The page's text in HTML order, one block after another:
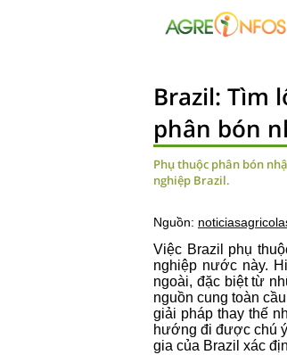
Brazil: Tìm
phân bón
Phụ thuộc phân bón
nghiệp Brazil.
Nguồn:
Việc Brazil phụ
nghiệp nước này.
ngoài, đặc biệt từ
nguồn cung toàn
giải pháp thay thế
hướng đi được chú
gia của Brazil xác